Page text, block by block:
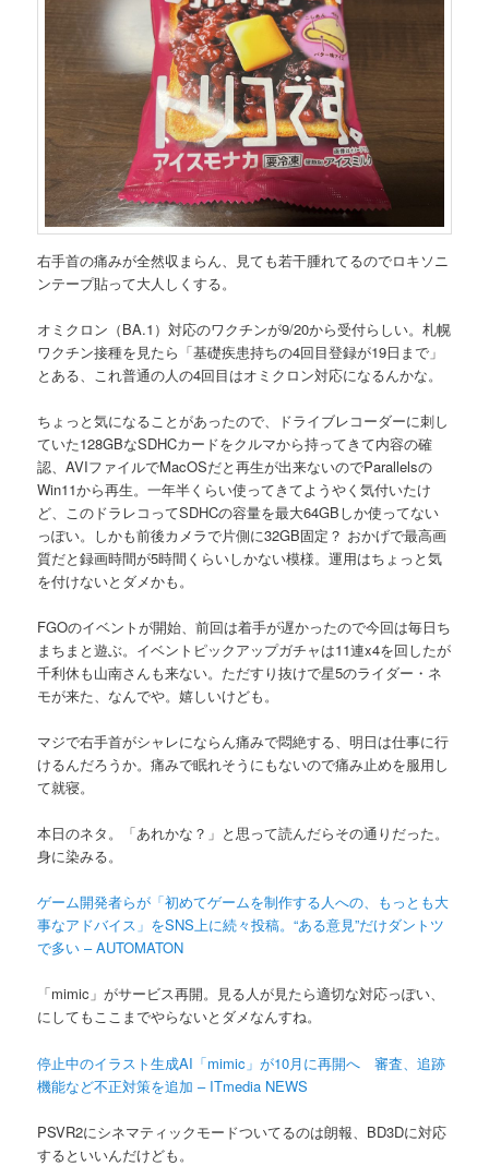
右手首の痛みが全然収まらん、見ても若干腫れてるのでロキソニ
ンテープ貼って大人しくする。
オミクロン（BA.1）対応のワクチンが9/20から受付らしい。札幌
ワクチン接種を見たら「基礎疾患持ちの4回目登録が19日まで」
とある、これ普通の人の4回目はオミクロン対応になるんかな。
ちょっと気になることがあったので、ドライブレコーダーに刺し
ていた128GBなSDHCカードをクルマから持ってきて内容の確
認、AVIファイルでMacOSだと再生が出来ないのでParallelsの
Win11から再生。一年半くらい使ってきてようやく気付いたけ
ど、このドラレコってSDHCの容量を最大64GBしか使ってない
っぽい。しかも前後カメラで片側に32GB固定？ おかげで最高画
質だと録画時間が5時間くらいしかない模様。運用はちょっと気
を付けないとダメかも。
FGOのイベントが開始、前回は着手が遅かったので今回は毎日ち
まちまと遊ぶ。イベントピックアップガチャは11連x4を回したが
千利休も山南さんも来ない。ただすり抜けで星5のライダー・ネ
モが来た、なんでや。嬉しいけども。
マジで右手首がシャレにならん痛みで悶絶する、明日は仕事に行
けるんだろうか。痛みで眠れそうにもないので痛み止めを服用し
て就寝。
本日のネタ。「あれかな？」と思って読んだらその通りだった。
身に染みる。
ゲーム開発者らが「初めてゲームを制作する人への、もっとも大
事なアドバイス」をSNS上に続々投稿。“ある意見”だけダントツ
で多い – AUTOMATON
「mimic」がサービス再開。見る人が見たら適切な対応っぽい、
にしてもここまでやらないとダメなんすね。
停止中のイラスト生成AI「mimic」が10月に再開へ 審査、追跡
機能など不正対策を追加 – ITmedia NEWS
PSVR2にシネマティックモードついてるのは朗報、BD3Dに対応
するといいんだけども。